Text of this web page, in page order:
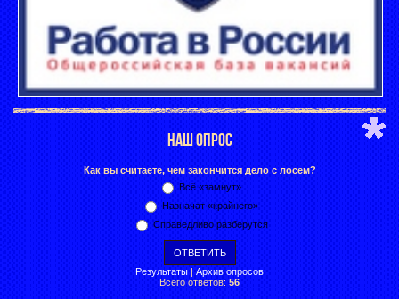
НАШ ОПРОС
Как вы считаете, чем закончится дело с лосем?
Всё «замнут»
Назначат «крайнего»
Справедливо разберутся
Результаты | Архив опросов
Всего ответов: 56